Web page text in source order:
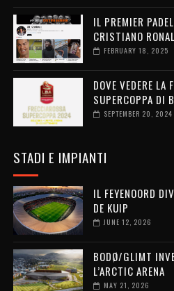
IL PREMIER
CRISTIANO
FEBRUARY 18, 2025
DOVE VEDERE LA
SUPERCOPPA DI
SEPTEMBER 20, 2024
STADI E IMPIANTI
IL FEYENOORD
DE KUIP
JUNE 12, 2026
BODØ/GLIMT
L’ARCTIC ARENA
MAY 21, 2026